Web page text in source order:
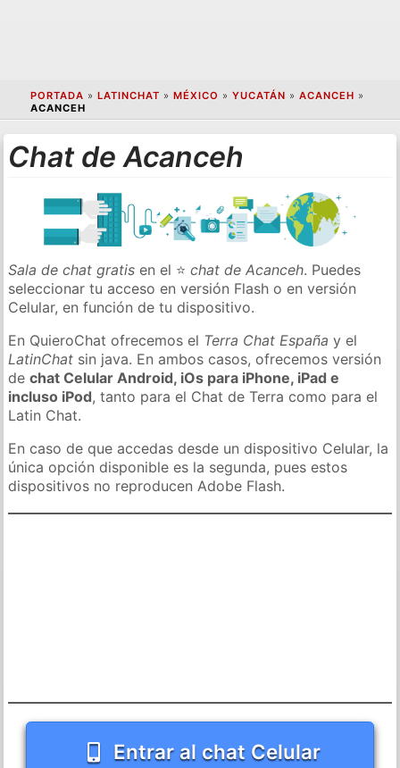
PORTADA » LATINCHAT » MÉXICO » YUCATÁN » ACANCEH »
ACANCEH
Chat de Acanceh
Sala de chat gratis en el ⭐chat de Acanceh. Puedes
seleccionar tu acceso en versión Flash o en versión
Celular, en función de tu dispositivo.
En QuieroChat ofrecemos el Terra Chat España y el
LatinChat sin java. En ambos casos, ofrecemos versión
dechat Celular Android, iOs para iPhone, iPad e
incluso iPod, tanto para el Chat de Terra como para el
Latin Chat.
En caso de que accedas desde un dispositivo Celular, la
única opción disponible es la segunda, pues estos
dispositivos no reproducen Adobe Flash.
Entrar al chat Celular